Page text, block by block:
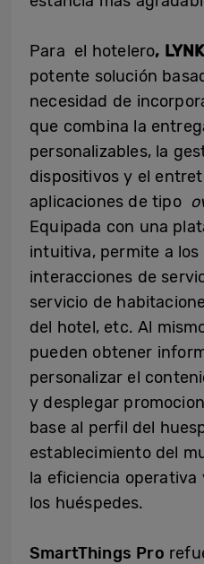
Para el hotelero,
potente solución
necesidad de
que combina la
personalizables, la
dispositivos y el
aplicaciones de tipo
Equipada con una
intuitiva, permite a
interacciones de
servicio de
del hotel, etc. Al
pueden obtener
personalizar el
y desplegar
base al perfil del
establecimiento del
la eficiencia
los huéspedes.
SmartThings Pro